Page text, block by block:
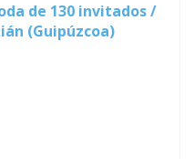
de 130 invitados /
(Guipúzcoa)